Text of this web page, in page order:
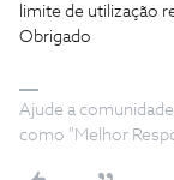
limite de utilização
Obrigado
Ajude a
como "Melhor